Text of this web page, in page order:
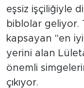
eşsiz işçiliğiyle
biblolar geliyor.
kapsayan "en
yerini alan
önemli
çıkıyor.